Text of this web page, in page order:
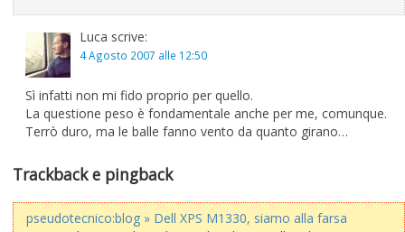
Luca scrive:
4 Agosto 2007 alle 12:50
Sì infatti non mi fido proprio per quello.
La questione peso è fondamentale anche per me, comunque.
Terrò duro, ma le balle fanno vento da quanto girano…
Trackback e pingback
pseudotecnico:blog » Dell XPS M1330, siamo alla farsa